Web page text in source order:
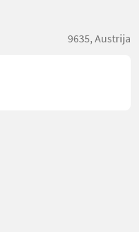
9635, Austrija